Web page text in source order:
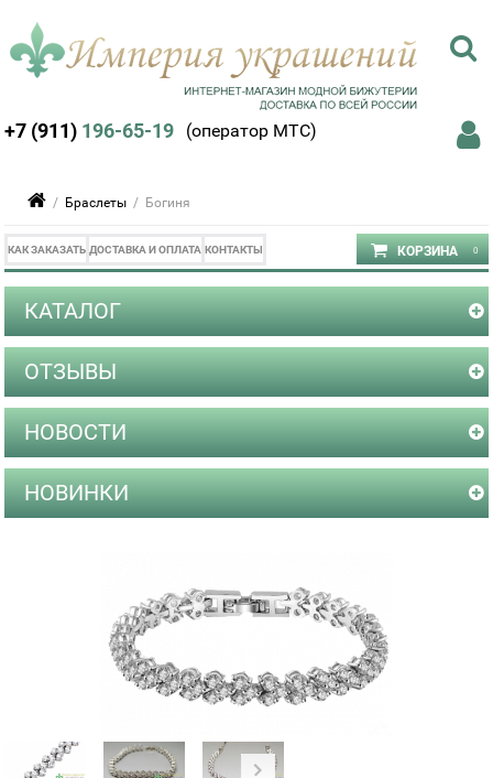
+7 (911) 196-65-19 (оператор МТС)
/ Браслеты / Богиня
КАК ЗАКАЗАТЬ ДОСТАВКА И ОПЛАТА КОНТАКТЫ
КАТАЛОГ
ОТЗЫВЫ
НОВОСТИ
НОВИНКИ